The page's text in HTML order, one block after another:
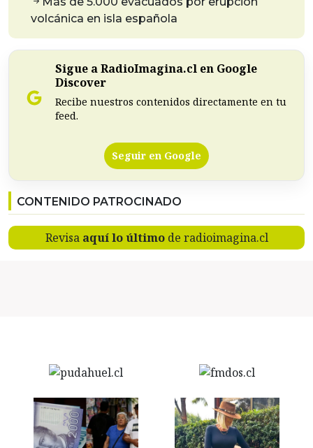
volcánica en isla española
Sigue a RadioImagina.cl en Google
Discover
Recibe nuestros contenidos directamente en tu
feed.
Seguir en Google
CONTENIDO PATROCINADO
Revisa aquí lo últimode radioimagina.cl